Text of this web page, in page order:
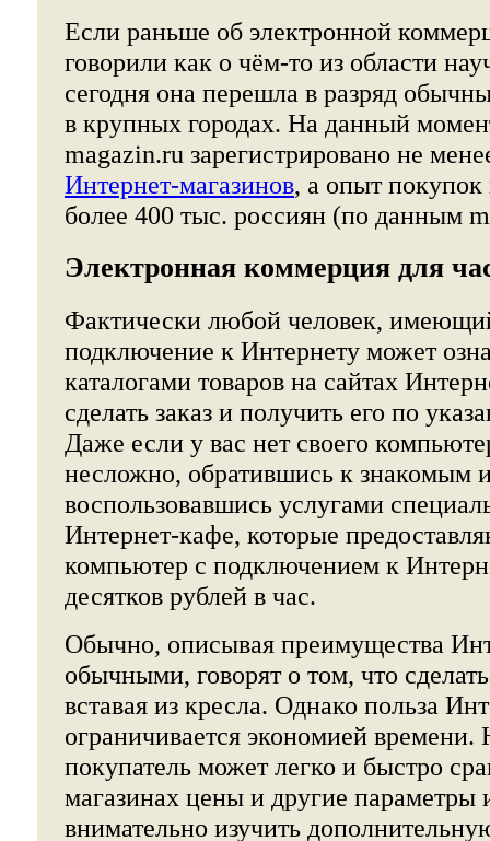
Если раньше об электронной
говорили как о чём-то из области
сегодня она перешла в разряд
в крупных городах. На данный
magazin.ru зарегистрировано не
Интернет-магазинов, а опыт
более 400 тыс. россиян (по данным
Электронная коммерция для
Фактически любой человек,
подключение к Интернету может
каталогами товаров на сайтах
сделать заказ и получить его по
Даже если у вас нет своего
несложно, обратившись к знакомым
воспользовавшись услугами
Интернет-кафе, которые
компьютер с подключением к
десятков рублей в час.
Обычно, описывая преимущества
обычными, говорят о том, что
вставая из кресла. Однако польза
ограничивается экономией
покупатель может легко и быстро
магазинах цены и другие параметры
внимательно изучить